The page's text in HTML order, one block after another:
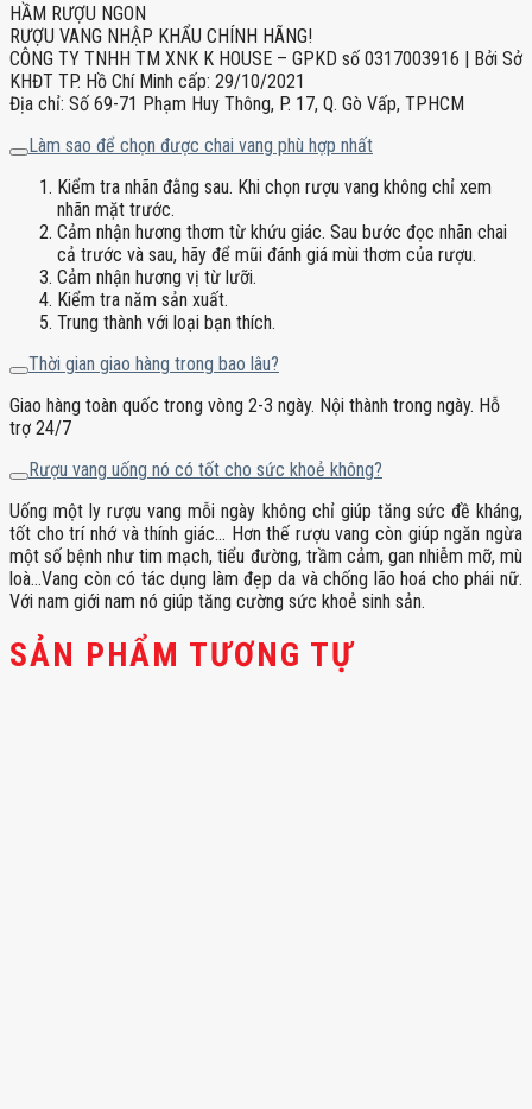
HẦM RƯỢU NGON
RƯỢU VANG NHẬP KHẨU CHÍNH HÃNG!
CÔNG TY TNHH TM XNK K HOUSE – GPKD số 0317003916 | Bởi Sở
KHĐT TP. Hồ Chí Minh cấp: 29/10/2021
Địa chỉ: Số 69-71 Phạm Huy Thông, P. 17, Q. Gò Vấp, TPHCM
Làm sao để chọn được chai vang phù hợp nhất
Kiểm tra nhãn đằng sau. Khi chọn rượu vang không chỉ xem
nhãn mặt trước.
Cảm nhận hương thơm từ khứu giác. Sau bước đọc nhãn chai
cả trước và sau, hãy để mũi đánh giá mùi thơm của rượu.
Cảm nhận hương vị từ lưỡi.
Kiểm tra năm sản xuất.
Trung thành với loại bạn thích.
Thời gian giao hàng trong bao lâu?
Giao hàng toàn quốc trong vòng 2-3 ngày. Nội thành trong ngày. Hỗ
trợ 24/7
Rượu vang uống nó có tốt cho sức khoẻ không?
Uống một ly rượu vang mỗi ngày không chỉ giúp tăng sức đề kháng,
tốt cho trí nhớ và thính giác… Hơn thế rượu vang còn giúp ngăn ngừa
một số bệnh như tim mạch, tiểu đường, trầm cảm, gan nhiễm mỡ, mù
loà…Vang còn có tác dụng làm đẹp da và chống lão hoá cho phái nữ.
Với nam giới nam nó giúp tăng cường sức khoẻ sinh sản.
SẢN PHẨM TƯƠNG TỰ